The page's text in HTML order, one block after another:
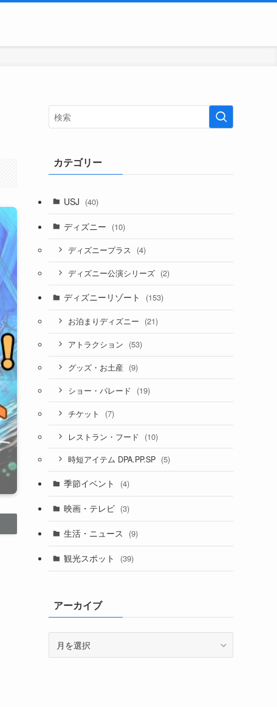
カテゴリー
USJ (40)
ディズニー (10)
ディズニープラス (4)
ディズニー公演シリーズ (2)
ディズニーリゾート (153)
お泊まりディズニー (21)
アトラクション (53)
グッズ・お土産 (9)
ショー・パレード (19)
チケット (7)
レストラン・フード (10)
時短アイテム DPA.PP.SP (5)
季節イベント (4)
映画・テレビ (3)
生活・ニュース (9)
観光スポット (39)
アーカイブ